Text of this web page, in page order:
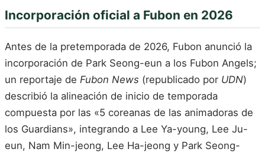
Incorporación oficial a Fubon en 2026
Antes de la pretemporada de 2026, Fubon anunció la
incorporación de Park Seong-eun a los Fubon Angels;
un reportaje de Fubon News (republicado por UDN)
describió la alineación de inicio de temporada
compuesta por las «5 coreanas de las animadoras de
los Guardians», integrando a Lee Ya-young, Lee Ju-
eun, Nam Min-jeong, Lee Ha-jeong y Park Seong-